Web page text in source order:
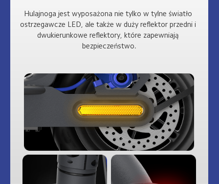
Hulajnoga jest wyposażona nie tylko w tylne światło
ostrzegawcze LED, ale także w duży reflektor przedni i
dwukierunkowe reflektory, które zapewniają
bezpieczeństwo.